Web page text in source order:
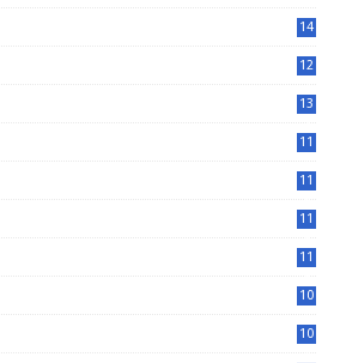
14
12
13
11
11
11
11
10
10